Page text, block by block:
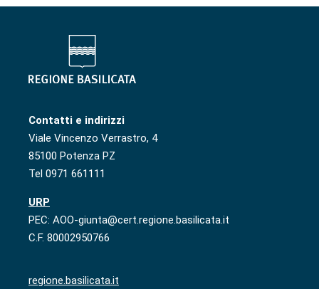
Contatti e indirizzi
Viale Vincenzo Verrastro, 4
85100 Potenza PZ
Tel 0971 661111
URP
PEC: AOO-giunta@cert.regione.basilicata.it
C.F. 80002950766
regione.basilicata.it